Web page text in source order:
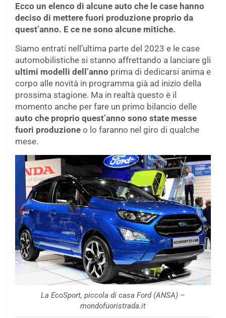
Ecco un elenco di alcune auto che le case hanno
deciso di mettere fuori produzione proprio da
quest’anno. E ce ne sono alcune mitiche.
Siamo entrati nell’ultima parte del 2023 e le case
automobilistiche si stanno affrettando a lanciare gli
ultimi modelli dell’anno prima di dedicarsi anima e
corpo alle novità in programma già ad inizio della
prossima stagione. Ma in realtà questo è il
momento anche per fare un primo bilancio delle
auto che proprio quest’anno sono state messe
fuori produzione o lo faranno nel giro di qualche
mese.
La EcoSport, piccola di casa Ford (ANSA) –
mondofuoristrada.it